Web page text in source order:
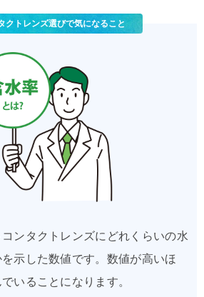
クトレンズ選びで気になること
ンタクトレンズにどれくらいの水
示した数値です。数値が高いほ
いることになります。